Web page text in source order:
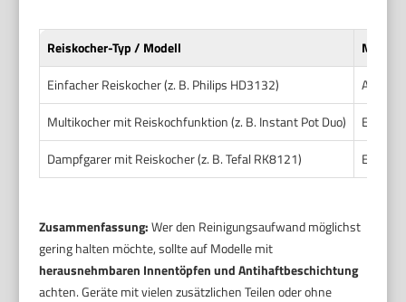
Reiskocher-Typ / Modell
Einfacher Reiskocher (z. B. Philips HD3132)
Multikocher mit Reiskochfunktion (z. B. Instant Pot Duo)
Dampfgarer mit Reiskocher (z. B. Tefal RK8121)
Zusammenfassung:Wer den Reinigungsaufwand möglichst
gering halten möchte, sollte auf Modelle mit
herausnehmbaren Innentöpfen und Antihaftbeschichtung
achten. Geräte mit vielen zusätzlichen Teilen oder ohne